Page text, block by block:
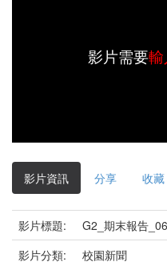
影片需要
影片資訊 分享 收藏
影片標題:
G2_期末報告
影片分類:
校園新聞